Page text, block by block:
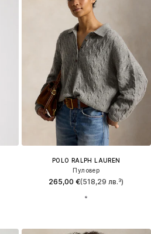
POLO RALPH LAUREN
Пуловер
265,00 €(518,29 лв.³)